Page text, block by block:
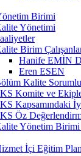
Birimi
Yönetimi
Birim
Hanife EMİN
Eren ESEN
Kalite
Komite ve
Kapsamındaki
Öz
Yönetim
İçi Eğitim